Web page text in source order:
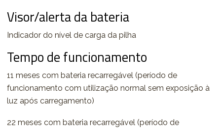
Visor/alerta da bateria
Indicador do nível de carga da pilha
Tempo de funcionamento
11 meses com bateria recarregável (período de
funcionamento com utilização normal sem exposição à
luz após carregamento)
22 meses com bateria recarregável (período de